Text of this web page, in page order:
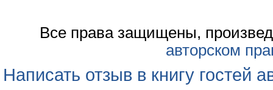
Все права защищены,
авторском
Написать отзыв в книгу гостей